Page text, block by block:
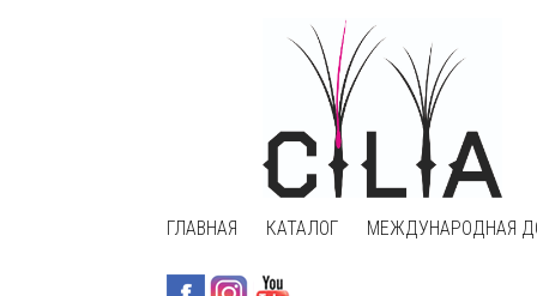
ГЛАВНАЯ КАТАЛОГ МЕЖДУНАРОДНАЯ